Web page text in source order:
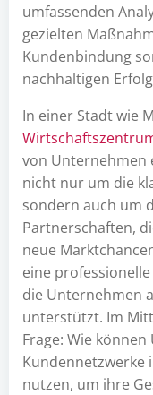
umfassenden
gezielten
Kundenbindung
nachhaltigen
In einer Stadt wie
von Unternehmen
nicht nur um die
sondern auch um
Partnerschaften,
neue
eine
die Unternehmen
unterstützt. Im
Frage: Wie
Kundennetzwerke
nutzen, um ihre